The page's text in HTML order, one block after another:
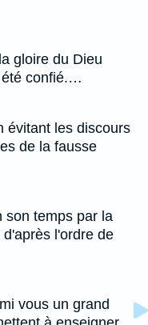
gloire du Dieu
été confié.…
évitant les discours
de la fausse
son temps par la
l'ordre de
vous un grand